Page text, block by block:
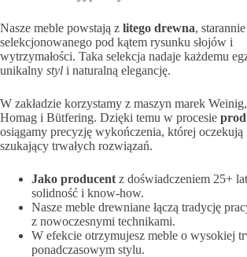
Nasze meble powstają z litego drewna, starannie
selekcjonowanego pod kątem rysunku słojów i
wytrzymałości. Taka selekcja nadaje każdemu
unikalny styl i naturalną elegancję.
W zakładzie korzystamy z maszyn marek
Homag i Bütfering. Dzięki temu w procesie
osiągamy precyzję wykończenia, której oczekują
szukający trwałych rozwiązań.
Jako producent z doświadczeniem 25+
solidność i know‑how.
Nasze meble drewniane łączą tradycję
z nowoczesnymi technikami.
W efekcie otrzymujesz meble o wysokiej
ponadczasowym stylu.